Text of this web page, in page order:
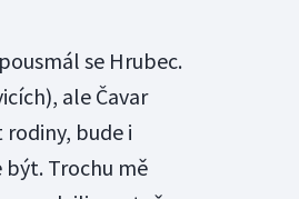
se Hrubec.
ale Čavar
bude i
být. Trochu mě